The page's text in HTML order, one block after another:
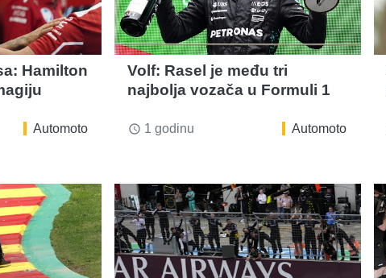
Hamilton
Automoto
Volf: Rasel je među tri
najbolja vozača u Formuli 1
access_time 1 godinu Automoto